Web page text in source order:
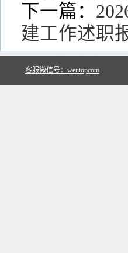
下一篇：
建工作述职
客服微信号：wentopcom